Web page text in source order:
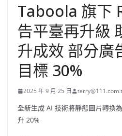
Taboola 旗下
告平臺再升級
升成效 部分廣
目標 30%
2025 年 9 月 25 日
全新生成 AI 技術將靜態圖片轉換
升 20%